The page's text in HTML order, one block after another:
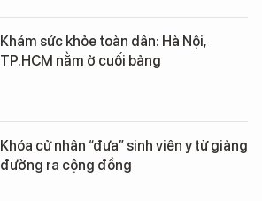
Khám sức khỏe toàn dân: Hà Nội,
TP.HCM nằm ở cuối bảng
Khóa cử nhân “đưa” sinh viên y từ giảng
đường ra cộng đồng